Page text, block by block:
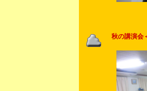
秋の講演会